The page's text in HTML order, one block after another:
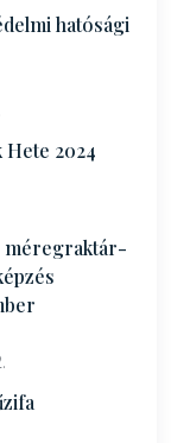
hatósági
2024
méregraktár-